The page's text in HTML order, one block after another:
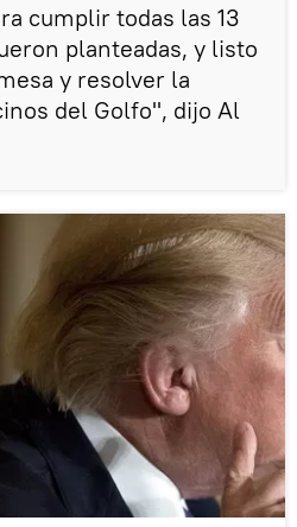
cumplir todas las 13
planteadas, y listo
y resolver la
del Golfo", dijo Al